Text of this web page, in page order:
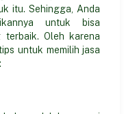
itu. Sehingga, Anda
untuk bisa
terbaik. Oleh karena
untuk memilih jasa